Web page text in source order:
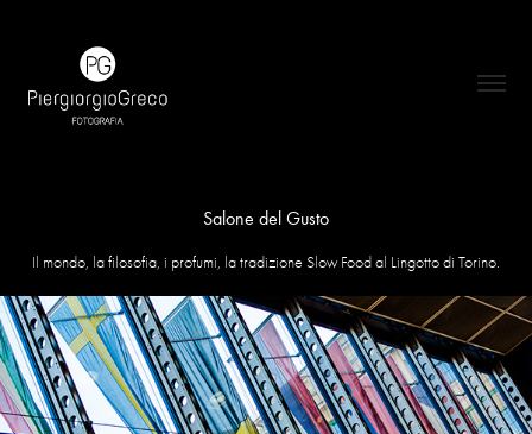
Salone del Gusto
Il mondo, la filosofia, i profumi, la tradizione Slow Food al Lingotto di Torino.